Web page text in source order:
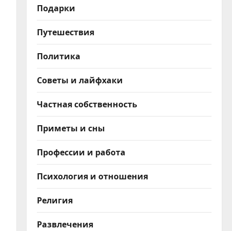
Подарки
Путешествия
Политика
Советы и лайфхаки
Частная собственность
Приметы и сны
Профессии и работа
Психология и отношения
Религия
Развлечения